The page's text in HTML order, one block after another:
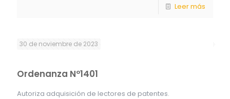
Leer más
30 de noviembre de 2023
Ordenanza Nº1401
Autoriza adquisición de lectores de patentes.